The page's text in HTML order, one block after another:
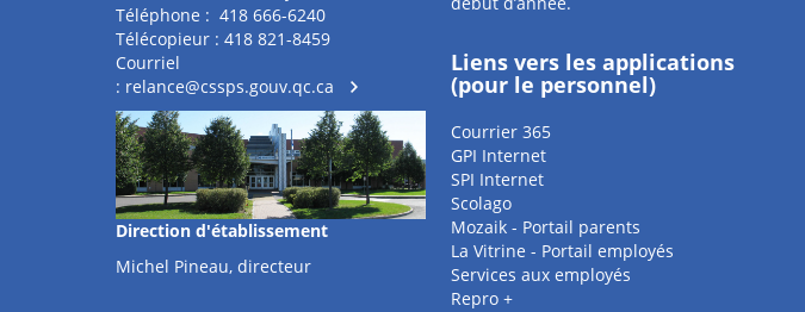
Téléphone : 418 666-6240
Télécopieur : 418 821-8459
Courriel
: relance@cssps.gouv.qc.ca
Direction d'établissement
Michel Pineau, directeur
Liens vers les applications
(pour le personnel)
Courrier 365
GPI Internet
SPI Internet
Scolago
Mozaik - Portail parents
La Vitrine - Portail employés
Services aux employés
Repro +